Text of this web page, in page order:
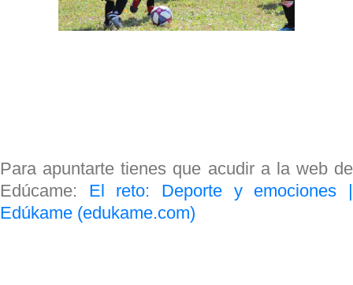
Para apuntarte tienes que acudir a la web de
Edúcame: El reto: Deporte y emociones |
Edúkame (edukame.com)